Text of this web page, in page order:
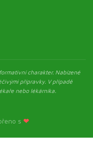
charakter. Nabízené
přípravky. V případě
nebo lékárníka.
s ❤